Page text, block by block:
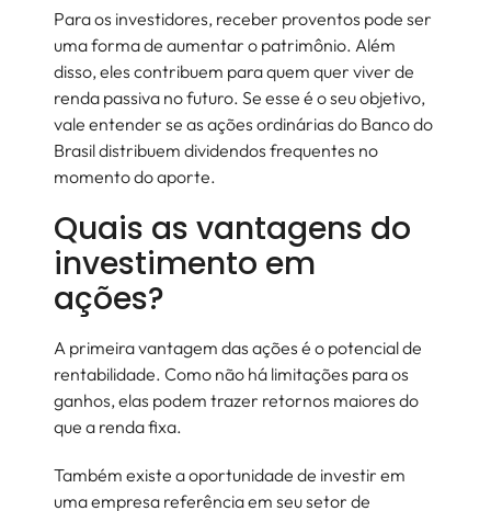
Para os investidores, receber proventos pode ser
uma forma de aumentar o patrimônio. Além
disso, eles contribuem para quem quer viver de
renda passiva no futuro. Se esse é o seu objetivo,
vale entender se as ações ordinárias do Banco do
Brasil distribuem dividendos frequentes no
momento do aporte.
Quais as vantagens do
investimento em
ações?
A primeira vantagem das ações é o potencial de
rentabilidade. Como não há limitações para os
ganhos, elas podem trazer retornos maiores do
que a renda fixa.
Também existe a oportunidade de investir em
uma empresa referência em seu setor de